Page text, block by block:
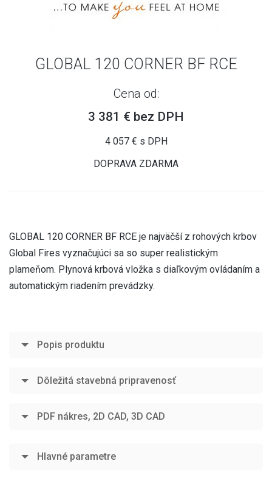
GLOBAL 120 CORNER BF RCE
Cena od:
3 381 € bez DPH
4 057 € s DPH
DOPRAVA ZDARMA
GLOBAL 120 CORNER BF RCE je najväčší z rohových krbov
Global Fires vyznačujúci sa so super realistickým
plameňom. Plynová krbová vložka s diaľkovým ovládaním a
automatickým riadením prevádzky.
Popis produktu
Dôležitá stavebná pripravenosť
PDF nákres, 2D CAD, 3D CAD
Hlavné parametre